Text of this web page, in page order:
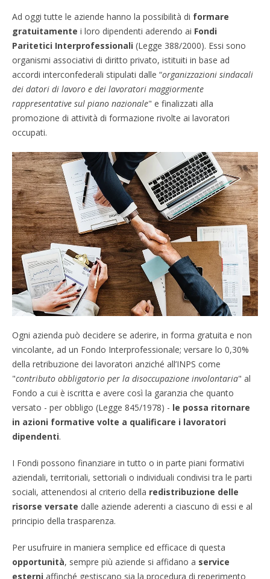
Ad oggi tutte le aziende hanno la possibilità di formare
gratuitamente i loro dipendenti aderendo ai Fondi
Paritetici Interprofessionali (Legge 388/2000). Essi sono
organismi associativi di diritto privato, istituiti in base ad
accordi interconfederali stipulati dalle “organizzazioni sindacali
dei datori di lavoro e dei lavoratori maggiormente
rappresentative sul piano nazionale" e finalizzati alla
promozione di attività di formazione rivolte ai lavoratori
occupati.
Ogni azienda può decidere se aderire, in forma gratuita e non
vincolante, ad un Fondo Interprofessionale; versare lo 0,30%
della retribuzione dei lavoratori anziché all’INPS come
"contributo obbligatorio per la disoccupazione involontaria" al
Fondo a cui è iscritta e avere così la garanzia che quanto
versato - per obbligo (Legge 845/1978) - le possa ritornare
in azioni formative volte a qualificare i lavoratori
dipendenti.
I Fondi possono finanziare in tutto o in parte piani formativi
aziendali, territoriali, settoriali o individuali condivisi tra le parti
sociali, attenendosi al criterio della redistribuzione delle
risorse versate dalle aziende aderenti a ciascuno di essi e al
principio della trasparenza.
Per usufruire in maniera semplice ed efficace di questa
opportunità, sempre più aziende si affidano a service
esterni affinché gestiscano sia la procedura di reperimento